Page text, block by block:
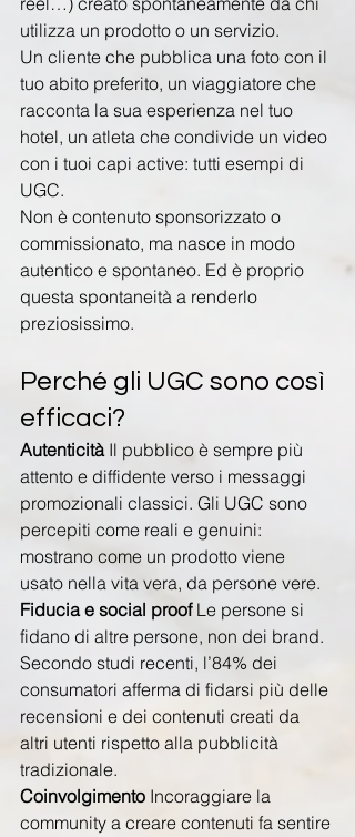
utilizza un prodotto o un servizio.
Un cliente che pubblica una foto con il
tuo abito preferito, un viaggiatore che
racconta la sua esperienza nel tuo
hotel, un atleta che condivide un video
con i tuoi capi active: tutti esempi di
UGC.
Non è contenuto sponsorizzato o
commissionato, ma nasce in modo
autentico e spontaneo. Ed è proprio
questa spontaneità a renderlo
preziosissimo.
Perché gli UGC sono così
efficaci?
Autenticità Il pubblico è sempre più
attento e diffidente verso i messaggi
promozionali classici. Gli UGC sono
percepiti come reali e genuini:
mostrano come un prodotto viene
usato nella vita vera, da persone vere.
Fiducia e social proof Le persone si
fidano di altre persone, non dei brand.
Secondo studi recenti, l’84% dei
consumatori afferma di fidarsi più delle
recensioni e dei contenuti creati da
altri utenti rispetto alla pubblicità
tradizionale.
Coinvolgimento Incoraggiare la
community a creare contenuti fa sentire